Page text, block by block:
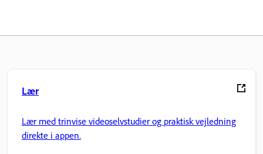
Lær
Lær med trinvise videoselvstudier og praktisk vejledning
direkte i appen.